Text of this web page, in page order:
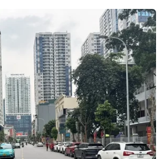
(Ảnh: Huy Hùng/TTXVN)
nhân dân thành phố Hà Nội
sách lịch sử đã được thông
thể Thủ đô. Theo đó, trong
Hà Nội đề xuất di dời